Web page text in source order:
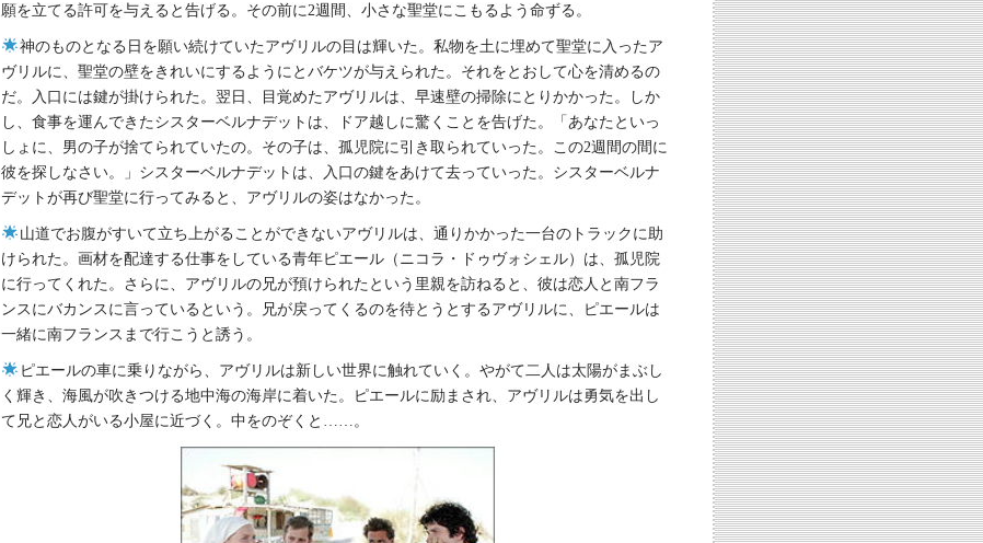
願を立てる許可を与えると告げる。その前に2週間、小さな聖堂にこもるよう命ずる。
神のものとなる日を願い続けていたアヴリルの目は輝いた。私物を土に埋めて聖堂に入ったア
ヴリルに、聖堂の壁をきれいにするようにとバケツが与えられた。それをとおして心を清めるの
だ。入口には鍵が掛けられた。翌日、目覚めたアヴリルは、早速壁の掃除にとりかかった。しか
し、食事を運んできたシスターベルナデットは、ドア越しに驚くことを告げた。「あなたといっ
しょに、男の子が捨てられていたの。その子は、孤児院に引き取られていった。この2週間の間に
彼を探しなさい。」シスターベルナデットは、入口の鍵をあけて去っていった。シスターベルナ
デットが再び聖堂に行ってみると、アヴリルの姿はなかった。
山道でお腹がすいて立ち上がることができないアヴリルは、通りかかった一台のトラックに助
けられた。画材を配達する仕事をしている青年ピエール（ニコラ・ドゥヴォシェル）は、孤児院
に行ってくれた。さらに、アヴリルの兄が預けられたという里親を訪ねると、彼は恋人と南フラ
ンスにバカンスに言っているという。兄が戻ってくるのを待とうとするアヴリルに、ピエールは
一緒に南フランスまで行こうと誘う。
ピエールの車に乗りながら、アヴリルは新しい世界に触れていく。やがて二人は太陽がまぶし
く輝き、海風が吹きつける地中海の海岸に着いた。ピエールに励まされ、アヴリルは勇気を出し
て兄と恋人がいる小屋に近づく。中をのぞくと……。